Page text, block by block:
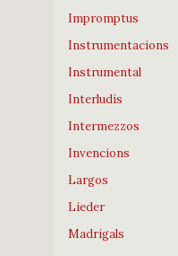
Impromptus
Instrumentacions
Instrumental
Interludis
Intermezzos
Invencions
Largos
Lieder
Madrigals